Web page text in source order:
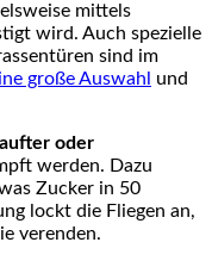
mittels
wird. Auch spezielle
sind im
große Auswahl
und
oder
werden. Dazu
Zucker in 50
lockt die Fliegen an,
verenden.